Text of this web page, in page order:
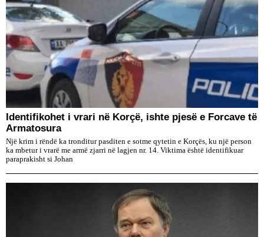
Identifikohet i vrari në Korçë, ishte pjesë e Forcave të
Armatosura
Një krim i rëndë ka tronditur pasditen e sotme qytetin e Korçës, ku një person
ka mbetur i vrarë me armë zjarri në lagjen nr. 14. Viktima është identifikuar
paraprakisht si Johan